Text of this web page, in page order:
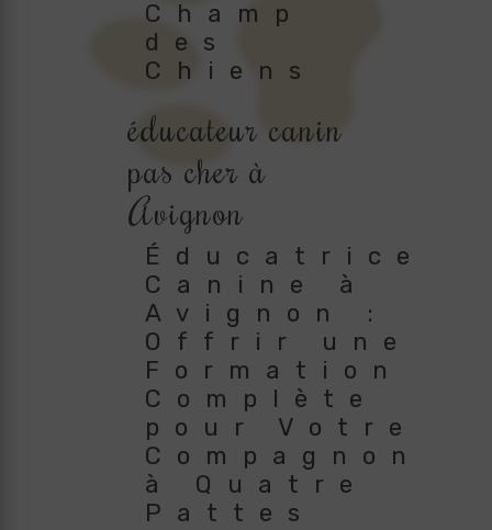
Champ
des
Chiens
éducateur canin
pas cher à
Avignon
Éducatrice
Canine à
Avignon :
Offrir une
Formation
Complète
pour Votre
Compagnon
à Quatre
Pattes